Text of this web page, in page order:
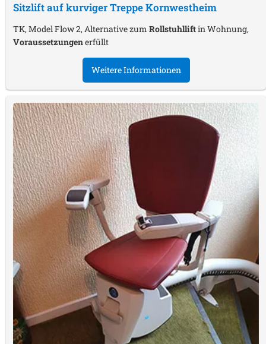
Sitzlift auf kurviger TreppeKornwestheim
TK, Model Flow 2, Alternative zum Rollstuhlliftin Wohnung,
Voraussetzungenerfüllt
Weitere Informationen